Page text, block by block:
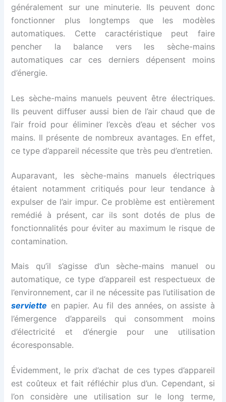
généralement sur une minuterie. Ils peuvent donc
fonctionner plus longtemps que les modèles
automatiques. Cette caractéristique peut faire
pencher la balance vers les sèche-mains
automatiques car ces derniers dépensent moins
d’énergie.
Les sèche-mains manuels peuvent être électriques.
Ils peuvent diffuser aussi bien de l’air chaud que de
l’air froid pour éliminer l’excès d’eau et sécher vos
mains. Il présente de nombreux avantages. En effet,
ce type d’appareil nécessite que très peu d’entretien.
Auparavant, les sèche-mains manuels électriques
étaient notamment critiqués pour leur tendance à
expulser de l’air impur. Ce problème est entièrement
remédié à présent, car ils sont dotés de plus de
fonctionnalités pour éviter au maximum le risque de
contamination.
Mais qu’il s’agisse d’un sèche-mains manuel ou
automatique, ce type d’appareil est respectueux de
l’environnement, car il ne nécessite pas l’utilisation de
serviette en papier. Au fil des années, on assiste à
l’émergence d’appareils qui consomment moins
d’électricité et d’énergie pour une utilisation
écoresponsable.
Évidemment, le prix d’achat de ces types d’appareil
est coûteux et fait réfléchir plus d’un. Cependant, si
l’on considère une utilisation sur le long terme,